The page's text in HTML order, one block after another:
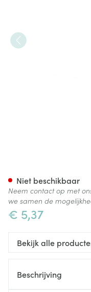
€ 5,37
Niet beschikbaar
Neem contact op met
we samen de
Bekijk alle
Beschrijving